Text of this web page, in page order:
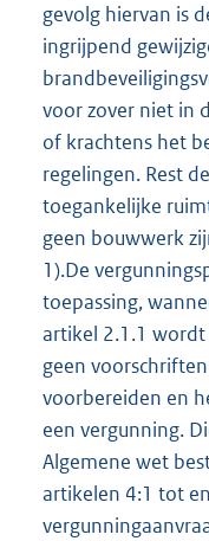
gevolg hiervan is
ingrijpend
voor zover niet in
of krachtens het
regelingen. Rest
toegankelijke
geen bouwwerk
1).De
toepassing,
artikel 2.1.1
geen
voorbereiden en
een vergunning.
Algemene wet
artikelen 4:1 tot